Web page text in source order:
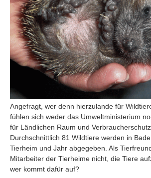
Angefragt, wer denn hierzulande für
fühlen sich weder das Umweltministerium
für Ländlichen Raum und
Durchschnittlich 81 Wildtiere werden in
Tierheim und Jahr abgegeben. Als
Mitarbeiter der Tierheime nicht, die Tiere
wer kommt dafür auf?